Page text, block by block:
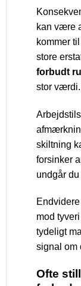
kan være
kommer
store
forbudt
stor værdi.
skiltning
forsinker
undgår
mod
tydeligt
signal om
Ofte